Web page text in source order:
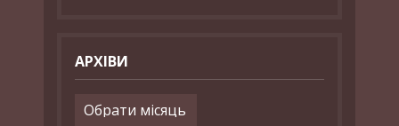
АРХІВИ
Архіви